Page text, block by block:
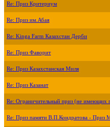
Re: Приз Критериум
Re: Приз им.Абая
Re: Kinga Farm Казахстан Дерби
Re: Приз Фаворит
Re: Приз Казахстанская Миля
Re: Приз Казанат
Re: Ограничительный приз (не имеющих
Re: Приз памяти В.П.Кондратова - Приз